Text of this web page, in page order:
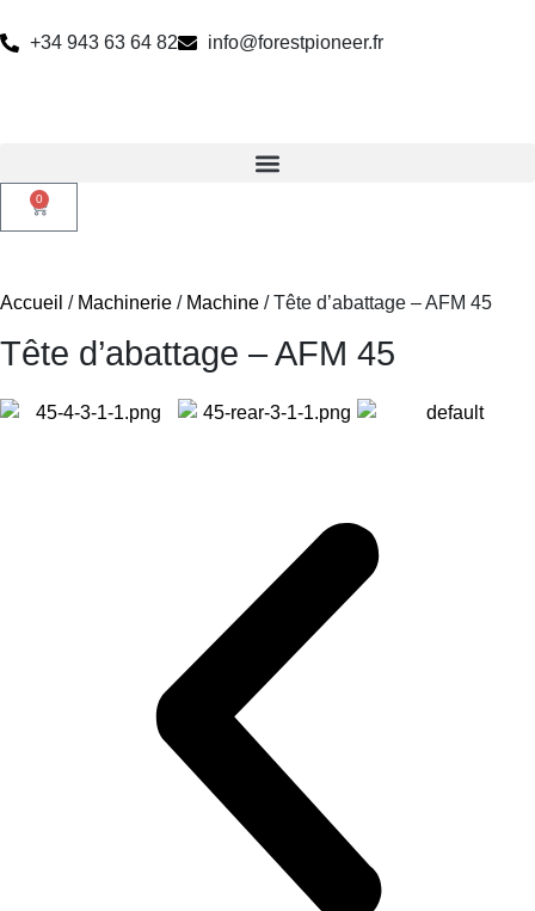
+34 943 63 64 82 info@forestpioneer.fr
0
Accueil / Machinerie / Machine / Tête d’abattage – AFM 45
Tête d’abattage – AFM 45